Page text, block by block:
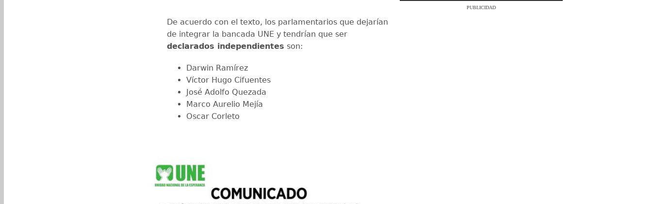
De acuerdo con el texto, los parlamentarios que dejarían
de integrar la bancada UNE y tendrían que ser
declarados independientes son:
Darwin Ramírez
Víctor Hugo Cifuentes
José Adolfo Quezada
Marco Aurelio Mejía
Oscar Corleto
PUBLICIDAD